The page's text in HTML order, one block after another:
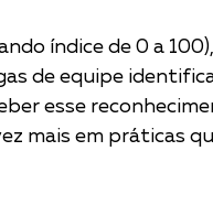
de equipe
esse
mais em práticas